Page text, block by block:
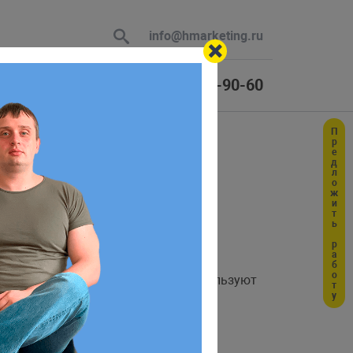
info@hmarketing.ru
+7 (925) 464-90-60
многие веб-приложения используют
ответ
с учетом
Предложить работу